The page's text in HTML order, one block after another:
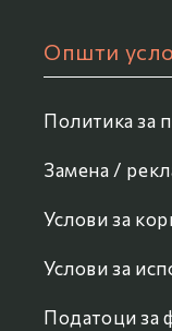
Општи
Политика за
Замена /
Услови за
Услови за
Податоци за